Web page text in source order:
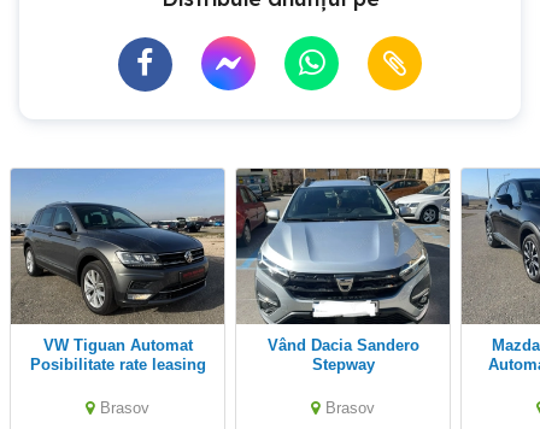
VW Tiguan Automat
Posibilitate rate leasing
Brasov
Vând Dacia Sandero
Stepway
Brasov
Mazda CX-3 Benzină
Automată